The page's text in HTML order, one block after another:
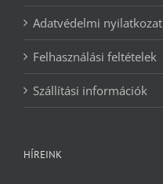
Adatvédelmi nyilatkozat
Felhasználási feltételek
Szállítási információk
HÍREINK